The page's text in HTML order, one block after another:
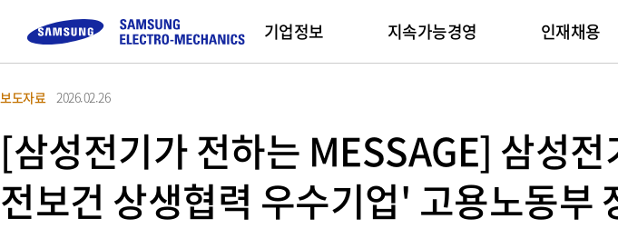
기업정보
삼성전기 소개
CEO 인사말
미션 및 비전
실적발표
주주총회
주주현황
기업지배구
IR자료실
전자공고
지속가능경영
환경전략
기후변화
환경영향
임직원
사회공헌
공급망
인재채용
직무 소개
채용프로세스
채용 Tips
복리후생
인재육성
채용 FAQ
문의하기
메인
최신 기사
컴포넌트
MLCC
Inductor
Chip Resistor
Camera Module Package Substrate
FAQ
문의하기
Buy Now
환경/안전/품질
제품환경인증서
정보보호인증서
보도자료 2026.02.26
[삼성전기가 전하는 MESSAGE] 삼성
전보건 상생협력 우수기업' 고용노동부